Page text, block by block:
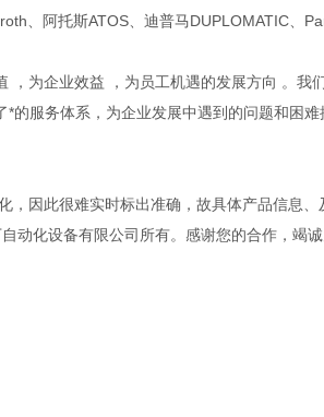
、阿托斯ATOS、迪普马DUPLOMATIC、
，为企业效益 ，为员工机遇的发展方向 。我
的服务体系，为企业发展中遇到的问题和困难
，因此很难实时标出准确，故具体产品信息、
动化设备有限公司所有。感谢您的合作，竭诚